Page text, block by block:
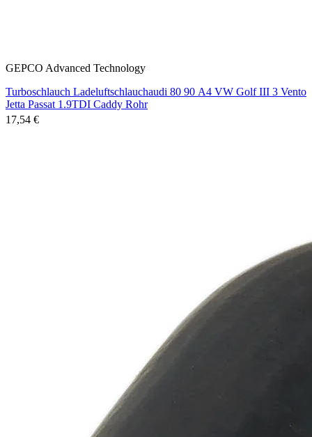
GEPCO Advanced Technology
Turboschlauch Ladeluftschlauchaudi 80 90 A4 VW Golf III 3 Vento
Jetta Passat 1.9TDI Caddy Rohr
17,54 €